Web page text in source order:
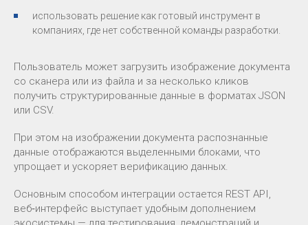
использовать решение как готовый инструмент в
компаниях, где нет собственной команды разработки.
Пользователь может загрузить изображение документа
со сканера или из файла и за несколько кликов
получить структурированные данные в форматах JSON
или CSV.
При этом на изображении документа распознанные
данные отображаются выделенными блоками, что
упрощает и ускоряет верификацию данных.
Основным способом интеграции остается REST API,
веб‑интерфейс выступает удобным дополнением